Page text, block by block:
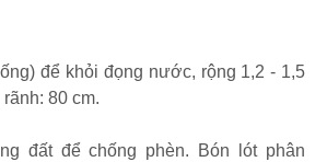
để khỏi đọng nước, rộng 1,2 - 1,5
80 cm.
đất để chống phèn. Bón lót phân